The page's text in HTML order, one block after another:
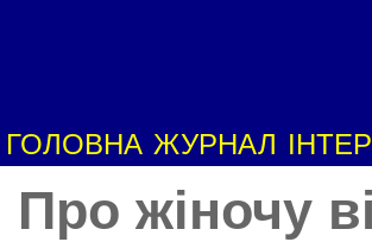
ГОЛОВНА ЖУРНАЛ
Про жіночу